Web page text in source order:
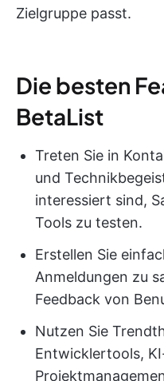
Zielgruppe passt.
Die besten
BetaList
Treten Sie in
und
interessiert sind,
Tools zu testen.
Erstellen Sie
Anmeldungen zu
Feedback von
Nutzen Sie
Entwicklertools,